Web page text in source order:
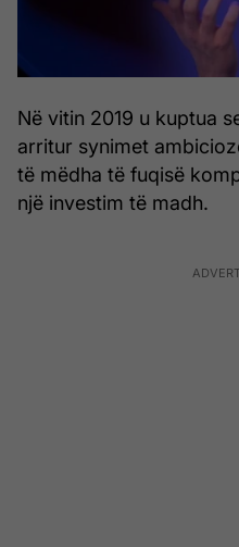
Në vitin 2019 u kuptua
arritur synimet
të mëdha të fuqisë
një investim të madh.